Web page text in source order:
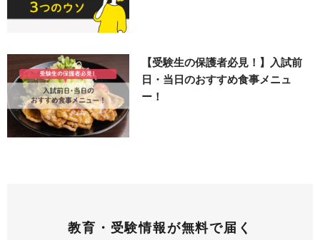
【受験生の保護者必見！】入試前
日・当日のおすすめ食事メニュ
ー！
教育・受験情報が無料で届く